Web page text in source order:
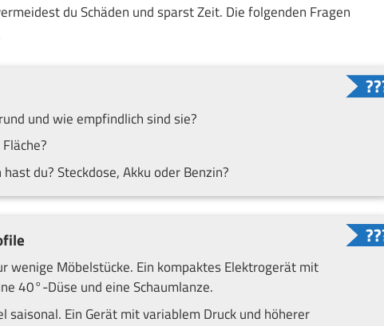
du Schäden und sparst Zeit. Die folgenden Fragen
und wie empfindlich sind sie?
du? Steckdose, Akku oder Benzin?
wenige Möbelstücke. Ein kompaktes Elektrogerät mit
40°-Düse und eine Schaumlanze.
saisonal. Ein Gerät mit variablem Druck und höherer